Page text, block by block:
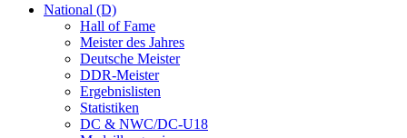
National (D)
Hall of Fame
Meister des Jahres
Deutsche Meister
DDR-Meister
Ergebnislisten
Statistiken
DC & NWC/DC-U18